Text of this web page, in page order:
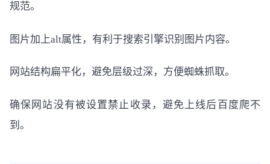
规范。
图片加上alt属性，有利于搜索引擎识别图片内容。
网站结构扁平化，避免层级过深，方便蜘蛛抓取。
确保网站没有被设置禁止收录，避免上线后百度爬不
到。